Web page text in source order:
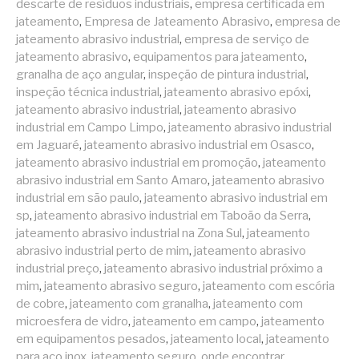
descarte de resíduos industriais, empresa certificada em
jateamento, Empresa de Jateamento Abrasivo, empresa de
jateamento abrasivo industrial, empresa de serviço de
jateamento abrasivo, equipamentos para jateamento,
granalha de aço angular, inspeção de pintura industrial,
inspeção técnica industrial, jateamento abrasivo epóxi,
jateamento abrasivo industrial, jateamento abrasivo
industrial em Campo Limpo, jateamento abrasivo industrial
em Jaguaré, jateamento abrasivo industrial em Osasco,
jateamento abrasivo industrial em promoção, jateamento
abrasivo industrial em Santo Amaro, jateamento abrasivo
industrial em são paulo, jateamento abrasivo industrial em
sp, jateamento abrasivo industrial em Taboão da Serra,
jateamento abrasivo industrial na Zona Sul, jateamento
abrasivo industrial perto de mim, jateamento abrasivo
industrial preço, jateamento abrasivo industrial próximo a
mim, jateamento abrasivo seguro, jateamento com escória
de cobre, jateamento com granalha, jateamento com
microesfera de vidro, jateamento em campo, jateamento
em equipamentos pesados, jateamento local, jateamento